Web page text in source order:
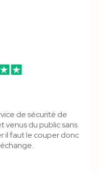
de sécurité de
venus du public sans
il faut le couper donc